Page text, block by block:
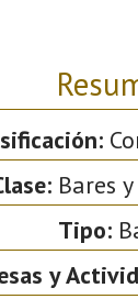
Bares
Tipo:
y